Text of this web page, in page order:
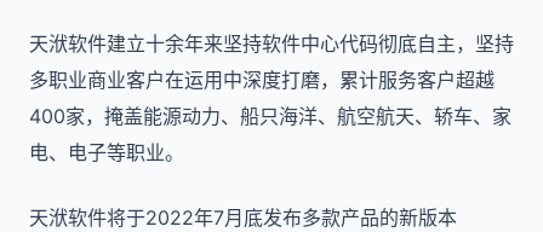
天洑软件建立十余年来坚持软件中心代码彻底自主，坚持
多职业商业客户在运用中深度打磨，累计服务客户超越
400家，掩盖能源动力、船只海洋、航空航天、轿车、家
电、电子等职业。
天洑软件将于2022年7月底发布多款产品的新版本